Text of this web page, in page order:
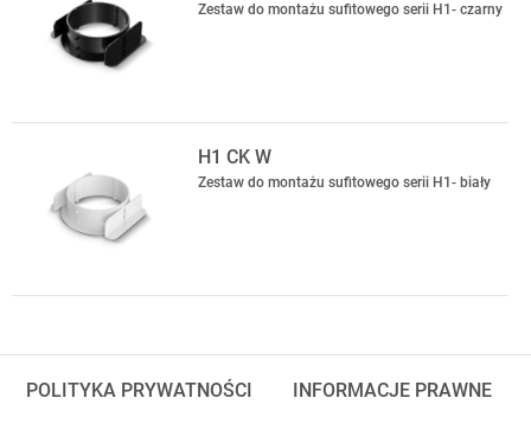
Zestaw do montażu sufitowego serii H1- czarny
H1 CK W
Zestaw do montażu sufitowego serii H1- biały
POLITYKA PRYWATNOŚCI INFORMACJE PRAWNE